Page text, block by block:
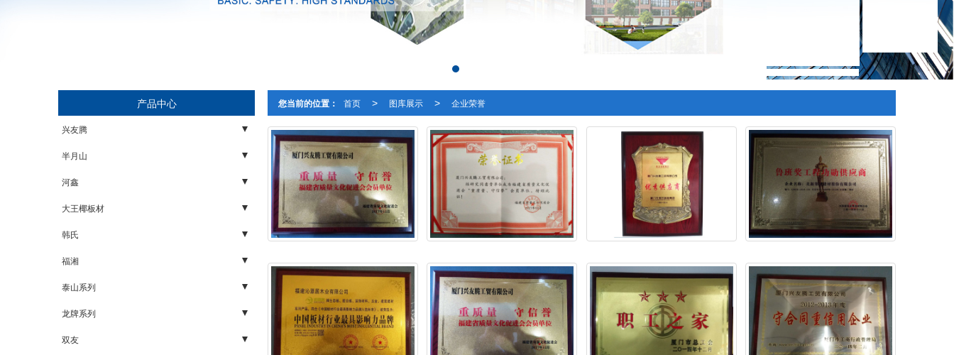
产品中心
兴友腾
家具板
石膏板
轻钢龙骨
配件
半月山
木板
石膏板
轻钢龙骨
配件
河鑫
木板
石膏板
轻钢龙骨
配件
大王椰板材
五金
板材
韩氏
胶水
生态板
石膏板
家具板
福湘
阻燃板
福湘板材
泰山系列
矿棉板
石膏板
龙牌系列
配件
双友
您当前的位置： 首页 > 图库展示 > 企业荣誉